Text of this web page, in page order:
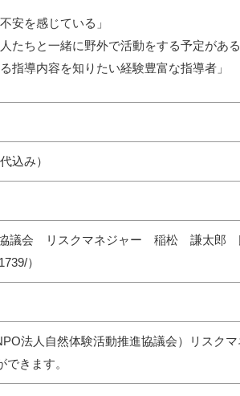
安を感じている」
たちと一緒に野外で活動をする予定があ
指導内容を知りたい経験豊富な指導者」
込み）
協議会 リスクマネジャー 稲松 謙太郎
）
法人自然体験活動推進協議会）リスク
きます。